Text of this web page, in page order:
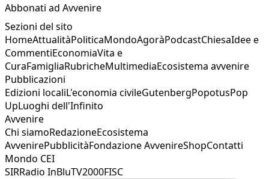
Abbonati ad Avvenire
Sezioni del sito
HomeAttualitàPoliticaMondoAgoràPodcastChiesaIdee e
CommentiEconomiaVita e
CuraFamigliaRubricheMultimediaEcosistema avvenire
Pubblicazioni
Edizioni localiL'economia civileGutenbergPopotusPop
UpLuoghi dell'Infinito
Avvenire
Chi siamoRedazioneEcosistema
AvvenirePubblicitàFondazione AvvenireShopContatti
Mondo CEI
SIRRadio InBluTV2000FISC